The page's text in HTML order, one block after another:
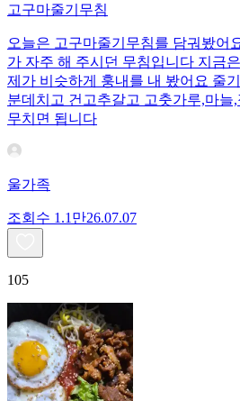
고구마줄기무침
오늘은 고구마줄기무침를 담궈봤어
가 자주 해 주시던 무침입니다 지금
제가 비슷하게 훙내를 내 봤어요 줄
분데치고 건고추갈고 고춧가루,마늘
무치면 됩니다
울가족
조회수 1.1만26.07.07
105